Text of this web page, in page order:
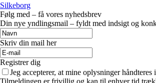
Silkeborg
Følg med – få vores nyhedsbrev
Din nye yndlingsmail – fyldt med indsigt og
Skriv din mail her
Registrer dig
Jeg accepterer, at mine oplysninger
Tilmeldingen er frivillig og kan til enhver tid